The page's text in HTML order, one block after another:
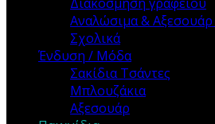
Διακόσμηση γραφείου
Αναλώσιμα & Αξεσουάρ
Σχολικά
Ένδυση / Μόδα
Σακίδια Τσάντες
Μπλουζάκια
Αξεσουάρ